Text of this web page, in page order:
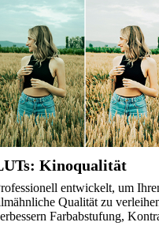
Kinoqualität
entwickelt, um
Qualität zu
Farbabstufung,